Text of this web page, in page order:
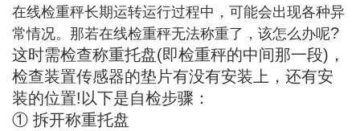
在线检重秤长期运转运行过程中，可能会出现各种异
常情况。那若在线检重秤无法称重了，该怎么办呢?
这时需检查称重托盘(即检重秤的中间那一段)，
检查装置传感器的垫片有没有安装上，还有安
装的位置!以下是自检步骤：
① 拆开称重托盘